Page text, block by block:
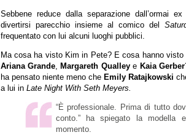
Sebbene reduce dalla separazione dall’ormai ex
divertirsi parecchio insieme al comico del
frequentato con lui alcuni luoghi pubblici.
Ma cosa ha visto Kim in Pete? E cosa hanno
Ariana Grande, Margareth Qualleye Kaia Gerber
ha pensato niente meno che Emily Ratajkowski
a lui in Late Night With Seth Meyers.
“È professionale. Prima di tutto
conto.” ha spiegato la modella
momento.